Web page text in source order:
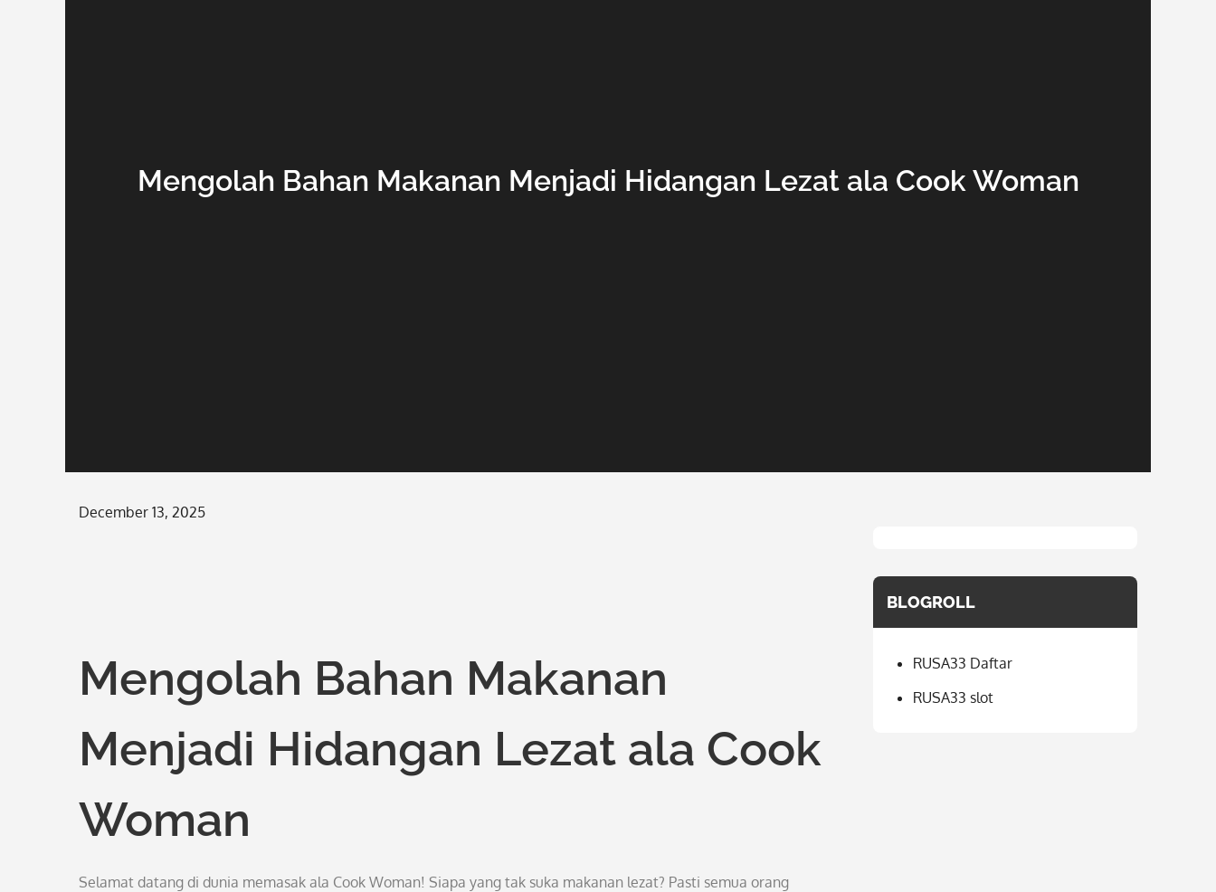
Mengolah Bahan Makanan Menjadi Hidangan Lezat ala Cook Woman
Posted
December 13, 2025
Mengolah Bahan Makanan
Menjadi Hidangan Lezat ala Cook
Woman
Selamat datang di dunia memasak ala Cook Woman! Siapa yang tak suka makanan lezat? Pasti semua orang
BLOGROLL
RUSA33 Daftar
RUSA33 slot